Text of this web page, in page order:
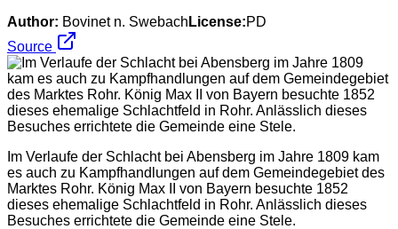
Author: Bovinet n. Swebach License:PD
Source
Im Verlaufe der Schlacht bei Abensberg im Jahre 1809 kam
es auch zu Kampfhandlungen auf dem Gemeindegebiet des
Marktes Rohr. König Max II von Bayern besuchte 1852
dieses ehemalige Schlachtfeld in Rohr. Anlässlich dieses
Besuches errichtete die Gemeinde eine Stele.